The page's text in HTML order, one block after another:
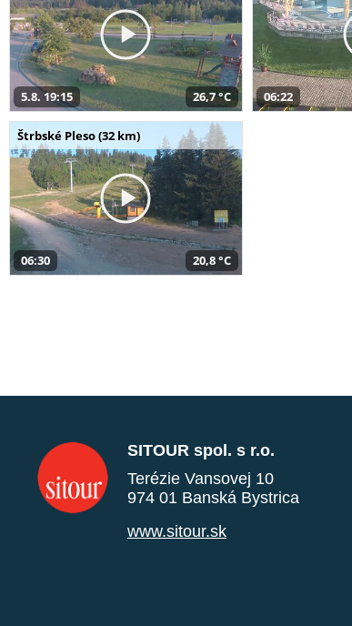
5.8. 19:15 26,7 °C 06:22
Štrbské Pleso (32 km)
06:30 20,8 °C
SITOUR spol. s r.o.
Terézie Vansovej 10
974 01 Banská Bystrica
www.sitour.sk